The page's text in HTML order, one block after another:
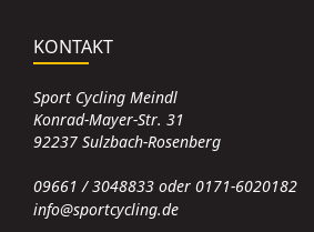
KONTAKT
Sport Cycling Meindl
Konrad-Mayer-Str. 31
92237 Sulzbach-Rosenberg
09661 / 3048833 oder 0171-6020182
info@sportcycling.de